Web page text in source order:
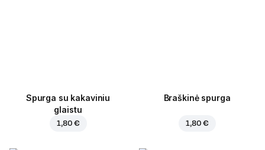
Spurga su kakaviniu
glaistu
1,80 €
Braškinė spurga
1,80 €